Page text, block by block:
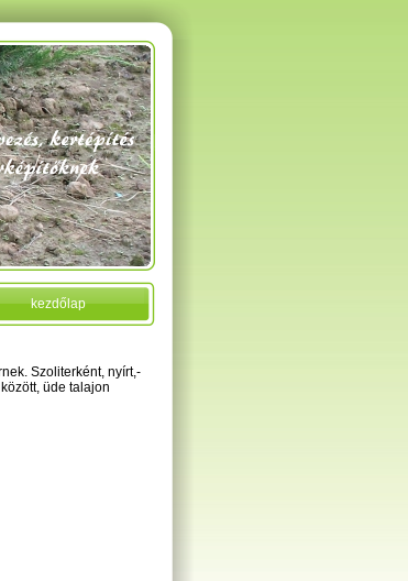
kezdőlap
Szoliterként, nyírt,-
üde talajon